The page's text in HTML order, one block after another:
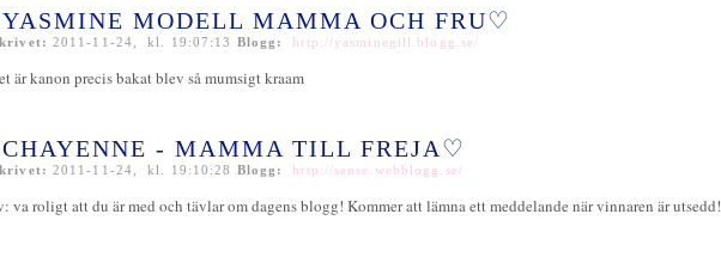
MODELL MAMMA OCH FRU♡
2011-11-24, kl. 19:07:13 Blogg: http://yasminegill.blogg.se/
är kanon precis bakat blev så mumsigt kraam
- MAMMA TILL FREJA♡
2011-11-24, kl. 19:10:28 Blogg: http://sense.webblogg.se/
va roligt att du är med och tävlar om dagens blogg! Kommer att lämna ett meddelande när vinnaren är utsedd!